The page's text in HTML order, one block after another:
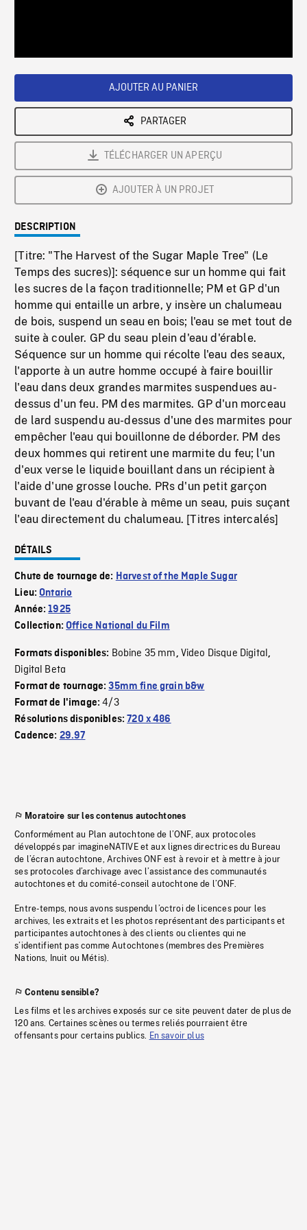
AJOUTER AU PANIER
PARTAGER
TÉLÉCHARGER UN APERÇU
AJOUTER À UN PROJET
DESCRIPTION
[Titre: "The Harvest of the Sugar Maple Tree" (Le
Temps des sucres)]: séquence sur un homme qui fait
les sucres de la façon traditionnelle; PM et GP d'un
homme qui entaille un arbre, y insère un chalumeau
de bois, suspend un seau en bois; l'eau se met tout de
suite à couler. GP du seau plein d'eau d'érable.
Séquence sur un homme qui récolte l'eau des seaux,
l'apporte à un autre homme occupé à faire bouillir
l'eau dans deux grandes marmites suspendues au-
dessus d'un feu. PM des marmites. GP d'un morceau
de lard suspendu au-dessus d'une des marmites pour
empêcher l'eau qui bouillonne de déborder. PM des
deux hommes qui retirent une marmite du feu; l'un
d'eux verse le liquide bouillant dans un récipient à
l'aide d'une grosse louche. PRs d'un petit garçon
buvant de l'eau d'érable à même un seau, puis suçant
l'eau directement du chalumeau. [Titres intercalés]
DÉTAILS
Chute de tournage de: Harvest of the Maple Sugar
Lieu:Ontario
Année:1925
Collection:Office National du Film
Formats disponibles: Bobine 35 mm, Video Disque Digital,
Digital Beta
Format de tournage:35mm fine grain b&w
Format de l'image:4/3
Résolutions disponibles:720 x 486
Cadence: 29.97
Moratoire sur les contenus autochtones
Conformément au Plan autochtone de l’ONF, aux protocoles
développés par imagineNATIVE et aux lignes directrices du Bureau
de l’écran autochtone, Archives ONF est à revoir et à mettre à jour
ses protocoles d’archivage avec l’assistance des communautés
autochtones et du comité-conseil autochtone de l’ONF.
Entre-temps, nous avons suspendu l’octroi de licences pour les
archives, les extraits et les photos représentant des participants et
participantes autochtones à des clients ou clientes qui ne
s’identifient pas comme Autochtones (membres des Premières
Nations, Inuit ou Métis).
Contenu sensible?
Les films et les archives exposés sur ce site peuvent dater de plus de
120 ans. Certaines scènes ou termes reliés pourraient être
offensants pour certains publics. En savoir plus